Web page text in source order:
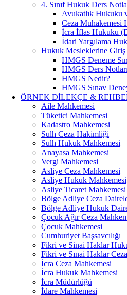
4. Sınıf Hukuk Ders
Avukatlık Hukuku
Ceza
İcra İflas Hukuku
İdari Yargılama
Hukuk Mesleklerine Giriş
HMGS Deneme
HMGS Ders Notları
HMGS Nedir?
HMGS Sınav
ÖRNEK DILEKÇE &
Aile Mahkemesi
Tüketici Mahkemesi
Kadastro Mahkemesi
Sulh Ceza Hakimliği
Sulh Hukuk Mahkemesi
Anayasa Mahkemesi
Vergi Mahkemesi
Asliye Ceza Mahkemesi
Asliye Hukuk Mahkemesi
Asliye Ticaret Mahkemesi
Bölge Adliye Ceza
Bölge Adliye Hukuk
Çocuk Ağır Ceza
Çocuk Mahkemesi
Cumhuriyet Başsavcılığı
Fikri ve Sinai Haklar
Fikri ve Sınai Haklar
İcra Ceza Mahkemesi
İcra Hukuk Mahkemesi
İcra Müdürlüğü
İdare Mahkemesi